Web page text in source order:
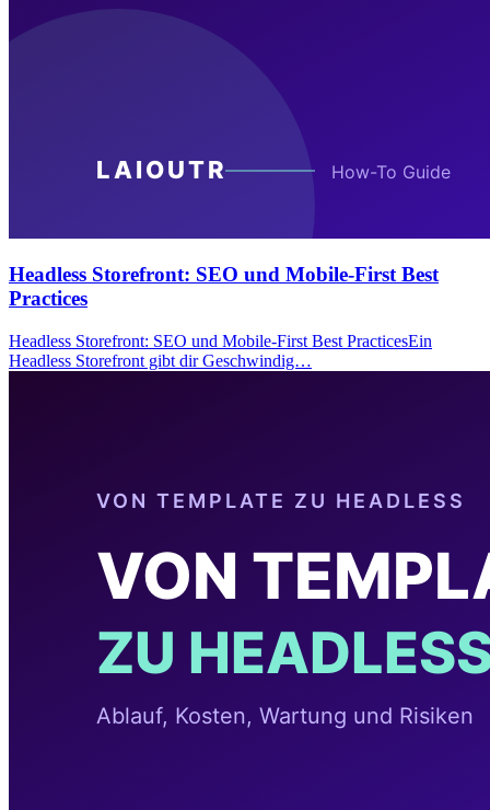
Headless Storefront: SEO und Mobile-First Best
Practices
Headless Storefront: SEO und Mobile-First Best PracticesEin
Headless Storefront gibt dir Geschwindig…